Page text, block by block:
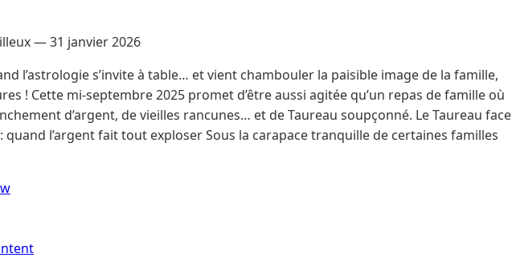
—31 janvier 2026
l’astrologie s’invite à table… et vient chambouler la paisible image de la famille,
! Cette mi-septembre 2025 promet d’être aussi agitée qu’un repas de famille où
d’argent, de vieilles rancunes… et de Taureau soupçonné. Le Taureau face
quand l’argent fait tout exploser Sous la carapace tranquille de certaines familles